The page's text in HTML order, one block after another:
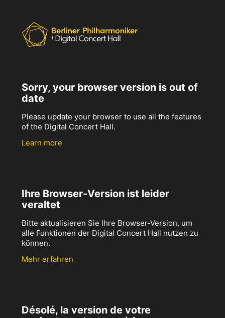
Sorry, your browser version is out of
date
Please update your browser to use all the features
of the Digital Concert Hall.
Learn more
Ihre Browser-Version ist leider
veraltet
Bitte aktualisieren Sie Ihre Browser-Version, um
alle Funktionen der Digital Concert Hall nutzen zu
können.
Mehr erfahren
Désolé, la version de votre